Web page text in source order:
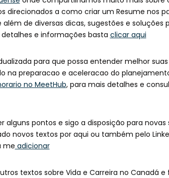
a como criar um Resume nos
de diversas dicas, sugestões e soluções
detalhes e informações basta clicar aqui
para que possa entender melhor
na preparacao e aceleracao do
no MeetHub, para mais detalhes e
alguns pontos e sigo a disposição para
novos textos por aqui ou também pelo
me adicionar
textos sobre Vida e Carreira no Canadá